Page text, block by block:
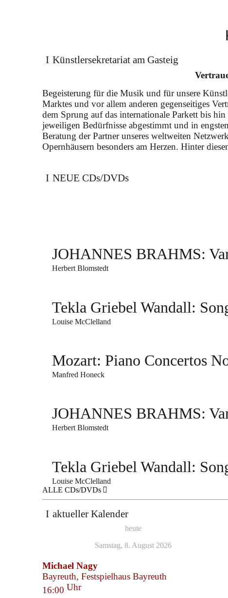
in Mozarts "Die Zauberflöte“
der Leitung von David
Künstler­sekretariat am Gasteig
Begeisterung für die Musik und für unsere
Marktes und vor allem anderen gegenseitiges
dem Sprung auf das internationale Parkett bis
jeweiligen Bedürfnisse abgestimmt und in
Beratung der Partner unseres weltweiten
Opernhäusern besonders am Herzen. Hinter
NEUE CDs/DVDs
JOHANNES BRAHMS:
Herbert Blomstedt
Tekla Griebel Wandall:
Louise McClelland
Mozart: Piano Concertos
Manfred Honeck
JOHANNES BRAHMS:
Herbert Blomstedt
Tekla Griebel Wandall:
Louise McClelland
ALLE CDs/DVDs
aktueller Kalender
heute
Samstag, 8. August 2026
Michael Nagy
Bayreuth, Festspielhaus Bayreuth
16:00 Uhr